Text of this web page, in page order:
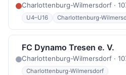
Charlottenburg-Wilmersdorf ·
U4–U16 Charlottenburg-
FC Dynamo Tresen e. V.
Charlottenburg-Wilmersdorf ·
Charlottenburg-Wilmersdorf